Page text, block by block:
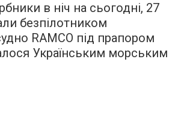
в ніч на сьогодні, 27
безпілотником
RAMCO під прапором
Українським морським